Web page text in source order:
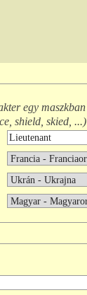
egy maszkban
shield, skied, ...)